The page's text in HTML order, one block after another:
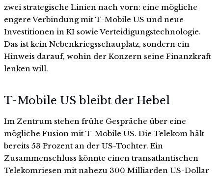
zwei strategische Linien nach vorn: eine mögliche
engere Verbindung mit T-Mobile US und neue
Investitionen in KI sowie Verteidigungstechnologie.
Das ist kein Nebenkriegsschauplatz, sondern ein
Hinweis darauf, wohin der Konzern seine Finanzkraft
lenken will.
T-Mobile US bleibt der Hebel
Im Zentrum stehen frühe Gespräche über eine
mögliche Fusion mit T-Mobile US. Die Telekom hält
bereits 53 Prozent an der US-Tochter. Ein
Zusammenschluss könnte einen transatlantischen
Telekomriesen mit nahezu 300 Milliarden US-Dollar